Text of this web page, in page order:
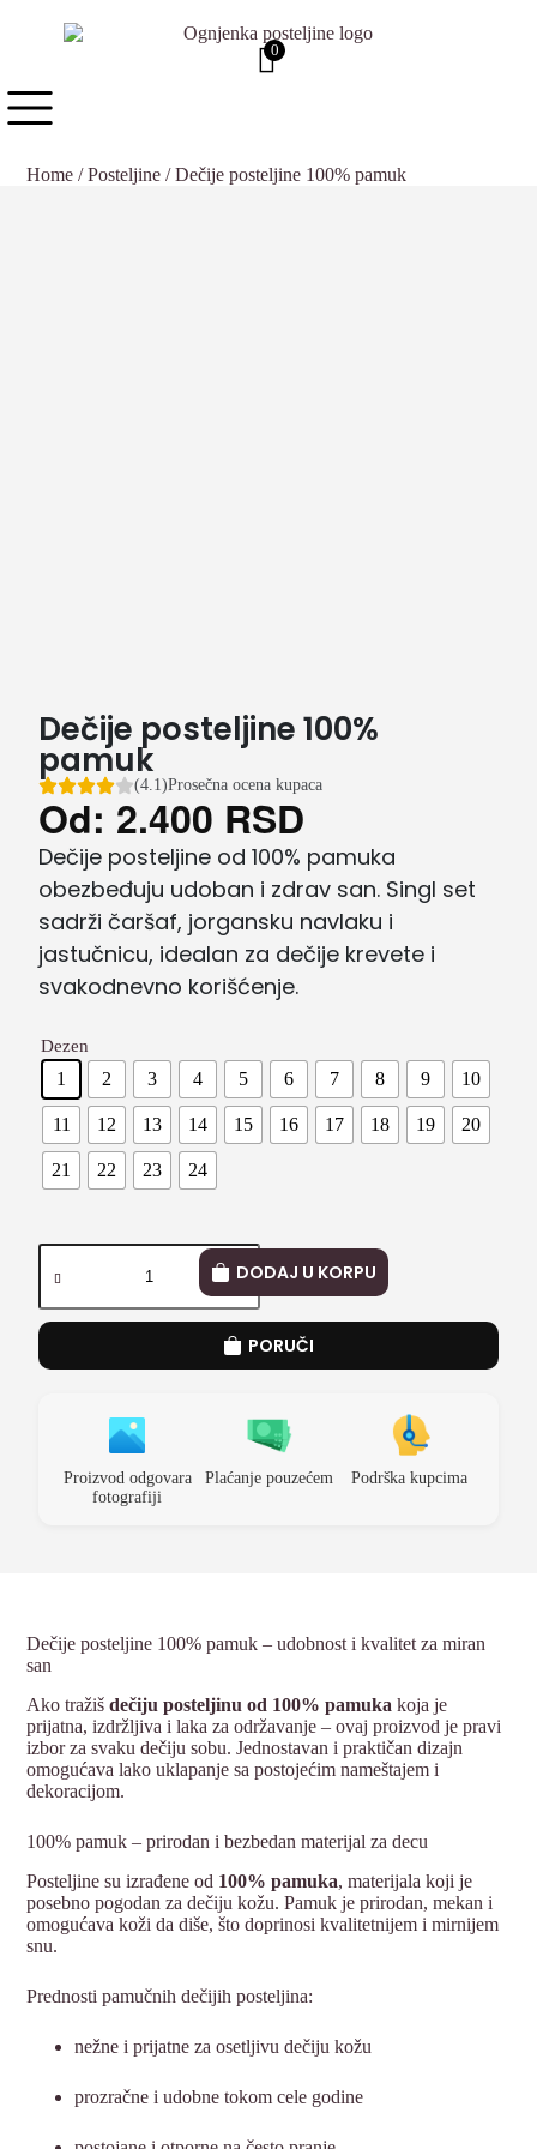
0
Home /Posteljine / Dečije posteljine 100% pamuk
Dečije posteljine 100%
pamuk
(4.1)Prosečna ocena kupaca
Od: 2.400 RSD
Dečije posteljine od 100% pamuka
obezbeđuju udoban i zdrav san. Singl set
sadrži čaršaf, jorgansku navlaku i
jastučnicu, idealan za dečije krevete i
svakodnevno korišćenje.
Dezen
1 2 3 4 5 6 7 8 9 10
11 12 13 14 15 16 17 18 19 20
21 22 23 24
DODAJ U KORPU
PORUČI
Proizvod odgovara
fotografiji
Plaćanje pouzećem Podrška kupcima
Dečije posteljine 100% pamuk – udobnost i kvalitet za miran
san
Ako tražišdečiju posteljinu od 100% pamuka koja je
prijatna, izdržljiva i laka za održavanje – ovaj proizvod je pravi
izbor za svaku dečiju sobu. Jednostavan i praktičan dizajn
omogućava lako uklapanje sa postojećim nameštajem i
dekoracijom.
100% pamuk – prirodan i bezbedan materijal za decu
Posteljine su izrađene od 100% pamuka, materijala koji je
posebno pogodan za dečiju kožu. Pamuk je prirodan, mekan i
omogućava koži da diše, što doprinosi kvalitetnijem i mirnijem
snu.
Prednosti pamučnih dečijih posteljina:
nežne i prijatne za osetljivu dečiju kožu
prozračne i udobne tokom cele godine